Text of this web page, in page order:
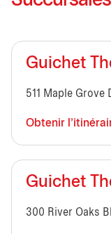
Guichet
511 Maple Grove
Obtenir
Guichet
300 River Oaks